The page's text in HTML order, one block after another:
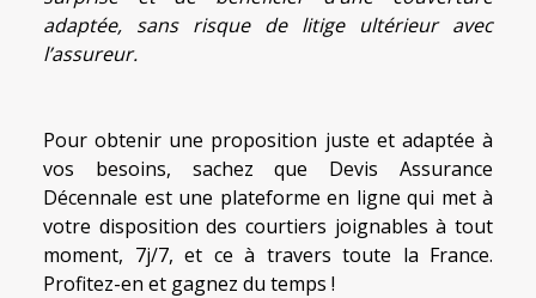
adaptée, sans risque de litige ultérieur avec
l’assureur.
Pour obtenir une proposition juste et adaptée à
vos besoins, sachez que Devis Assurance
Décennale est une plateforme en ligne qui met à
votre disposition des courtiers joignables à tout
moment, 7j/7, et ce à travers toute la France.
Profitez-en et gagnez du temps !